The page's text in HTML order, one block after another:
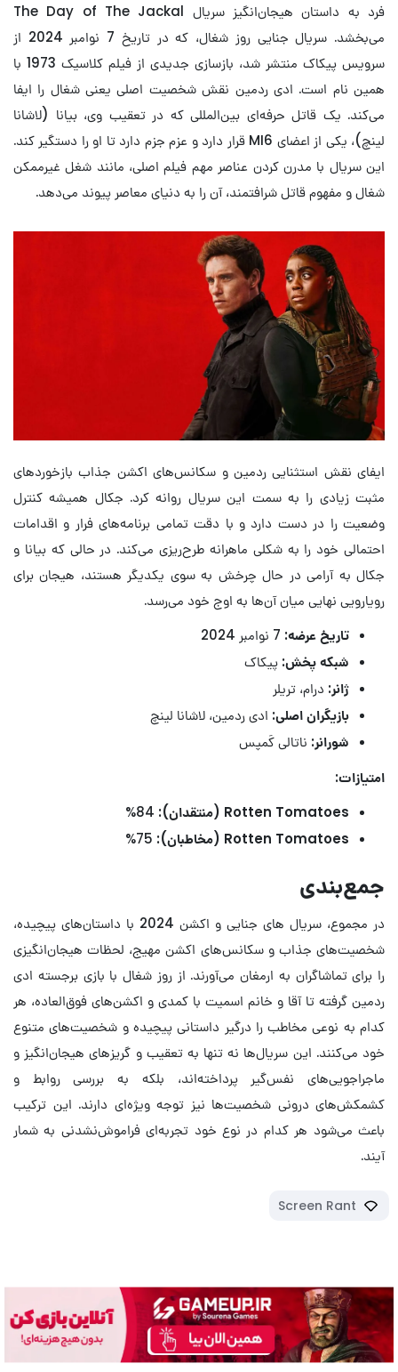
فرد به داستان هیجان‌انگیز سریال The Day of The Jackal
می‌بخشد. سریال جنایی روز شغال، که در تاریخ 7 نوامبر 2024 از
سرویس پیکاک منتشر شد، بازسازی جدیدی از فیلم کلاسیک 1973 با
همین نام است. ادی ردمین نقش شخصیت اصلی یعنی شغال را ایفا
می‌کند. یک قاتل حرفه‌ای بین‌المللی که در تعقیب وی، بیانا (لاشانا
لینچ)، یکی از اعضای MI6 قرار دارد و عزم جزم دارد تا او را دستگیر کند.
این سریال با مدرن کردن عناصر مهم فیلم اصلی، مانند شغل غیرممکن
شغال و مفهوم قاتل شرافتمند، آن را به دنیای معاصر پیوند می‌دهد.
ایفای نقش استثنایی ردمین و سکانس‌های اکشن جذاب بازخوردهای
مثبت زیادی را به سمت این سریال روانه کرد. جکال همیشه کنترل
وضعیت را در دست دارد و با دقت تمامی برنامه‌های فرار و اقدامات
احتمالی خود را به شکلی ماهرانه طرح‌ریزی می‌کند. در حالی که بیانا و
جکال به آرامی در حال چرخش به سوی یکدیگر هستند، هیجان برای
رویارویی نهایی میان آن‌ها به اوج خود می‌رسد.
تاریخ عرضه:
شبکه پخش: پیکاک
ژانر: درام، تریلر
بازیگران اصلی: ادی ردمین، لاشانا لینچ
شورانر: ناتالی کَمپس
امتیازات:
Rotten Tomatoes (منتقدان):
Rotten Tomatoes (مخاطبان):
جمع‌بندی
در مجموع، سریال های جنایی و اکشن 2024 با داستان‌های پیچیده،
شخصیت‌های جذاب و سکانس‌های اکشن مهیج، لحظات هیجان‌انگیزی
را برای تماشاگران به ارمغان می‌آورند. از روز شغال با بازی برجسته ادی
ردمین گرفته تا آقا و خانم اسمیت با کمدی و اکشن‌های فوق‌العاده، هر
کدام به نوعی مخاطب را درگیر داستانی پیچیده و شخصیت‌های متنوع
خود می‌کنند. این سریال‌ها نه تنها به تعقیب و گریزهای هیجان‌انگیز و
ماجراجویی‌های نفس‌گیر پرداخته‌اند، بلکه به بررسی روابط و
کشمکش‌های درونی شخصیت‌ها نیز توجه ویژه‌ای دارند. این ترکیب
باعث می‌شود هر کدام در نوع خود تجربه‌ای فراموش‌نشدنی به شمار
آیند.
Screen Rant